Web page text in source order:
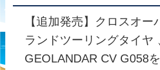
【追加発売】クロスオー
ランドツーリングタイヤ
GEOLANDAR CV G058